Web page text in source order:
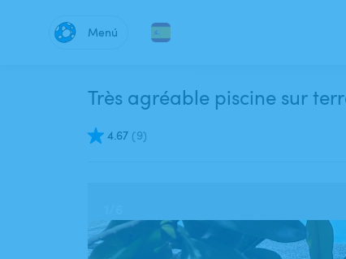
Menú
Très agréable piscine sur
4.67 (9)